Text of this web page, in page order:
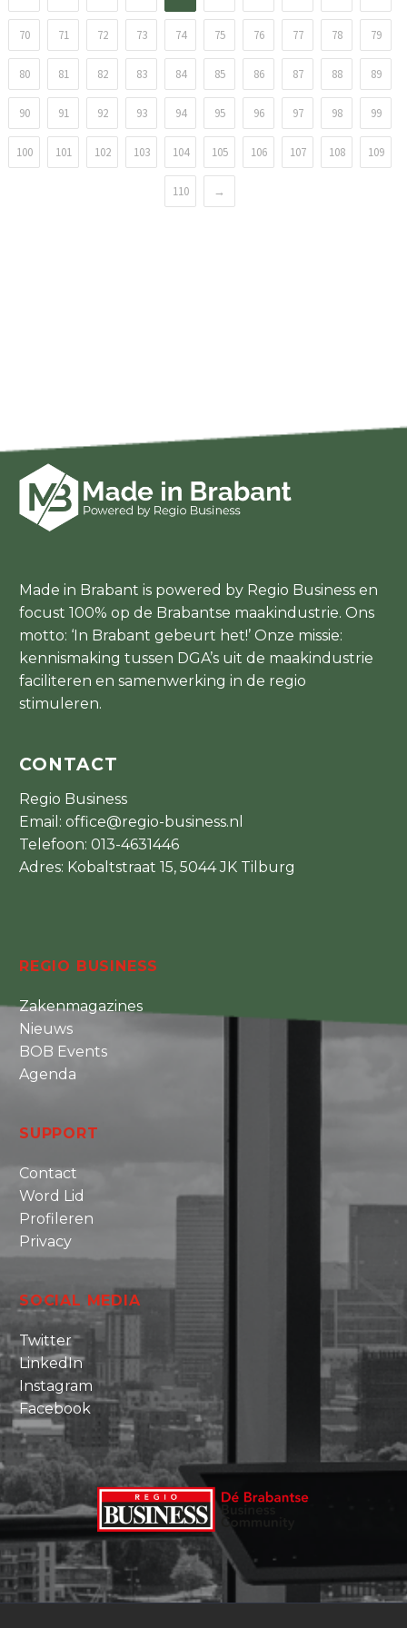
70 71 72 73 74 75 76 77 78 79
80 81 82 83 84 85 86 87 88 89
90 91 92 93 94 95 96 97 98 99
100 101 102 103 104 105 106 107 108 109
110 →
Made in Brabant is powered by Regio Business en
focust 100% op de Brabantse maakindustrie. Ons
motto: ‘In Brabant gebeurt het!’ Onze missie:
kennismaking tussen DGA’s uit de maakindustrie
faciliteren en samenwerking in de regio
stimuleren.
CONTACT
Regio Business
Email: office@regio-business.nl
Telefoon: 013-4631446
Adres: Kobaltstraat 15, 5044 JK Tilburg
REGIO BUSINESS
Zakenmagazines
Nieuws
BOB Events
Agenda
SUPPORT
Contact
Word Lid
Profileren
Privacy
SOCIAL MEDIA
Twitter
LinkedIn
Instagram
Facebook